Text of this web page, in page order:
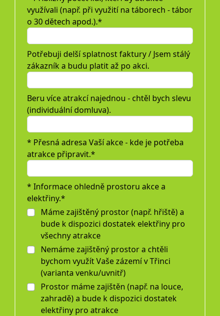
využívali (např. při využití na táborech - tábor
o 30 dětech apod.).*
Potřebuji delší splatnost faktury / Jsem stálý
zákazník a budu platit až po akci.
Beru více atrakcí najednou - chtěl bych slevu
(individuální domluva).
* Přesná adresa Vaší akce - kde je potřeba
atrakce připravit.*
* Informace ohledně prostoru akce a
elektřiny.*
Máme zajištěný prostor (např. hřiště) a
bude k dispozici dostatek elektřiny pro
všechny atrakce
Nemáme zajištěný prostor a chtěli
bychom využít Vaše zázemí v Třinci
(varianta venku/uvnitř)
Prostor máme zajištěn (např. na louce,
zahradě) a bude k dispozici dostatek
elektřiny pro atrakce